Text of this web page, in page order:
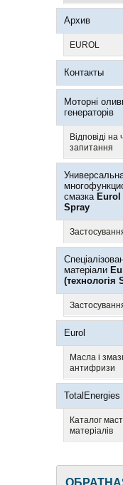
Архив
EUROL
Контакты
Моторні
генераторів
Відповіді на
запитання
смазка
Spray
матеріали
(технологія
Eurol
Масла і
антифризи
TotalEnergies
Каталог
матеріалів